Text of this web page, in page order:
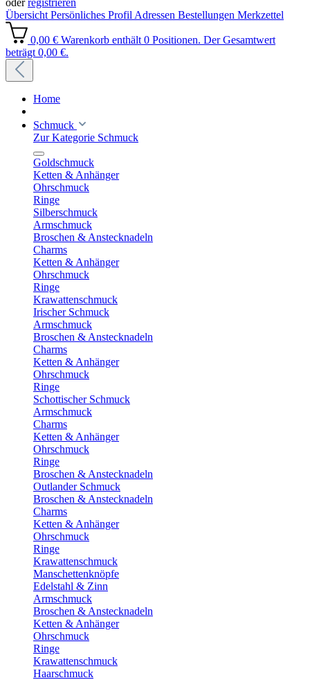
oderregistrieren
Übersicht Persönliches Profil Adressen Bestellungen Merkzettel
0,00 € Warenkorb enthält 0 Positionen. Der Gesamtwert
beträgt 0,00 €.
Home
Schmuck
Zur Kategorie Schmuck
Goldschmuck
Ketten & Anhänger
Ohrschmuck
Ringe
Silberschmuck
Armschmuck
Broschen & Anstecknadeln
Charms
Ketten & Anhänger
Ohrschmuck
Ringe
Krawattenschmuck
Irischer Schmuck
Armschmuck
Broschen & Anstecknadeln
Charms
Ketten & Anhänger
Ohrschmuck
Ringe
Schottischer Schmuck
Armschmuck
Charms
Ketten & Anhänger
Ohrschmuck
Ringe
Broschen & Anstecknadeln
Outlander Schmuck
Broschen & Anstecknadeln
Charms
Ketten & Anhänger
Ohrschmuck
Ringe
Krawattenschmuck
Manschettenknöpfe
Edelstahl & Zinn
Armschmuck
Broschen & Anstecknadeln
Ketten & Anhänger
Ohrschmuck
Ringe
Krawattenschmuck
Haarschmuck